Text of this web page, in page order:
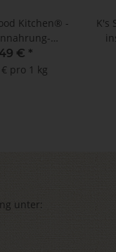
Kitchen® -
- 6er-Set -
96 g
€ *
pro 1 kg
K's
unter: